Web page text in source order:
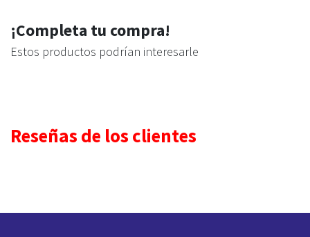
¡Completa tu compra!
Estos productos podrían interesarle
Reseñas de los clientes